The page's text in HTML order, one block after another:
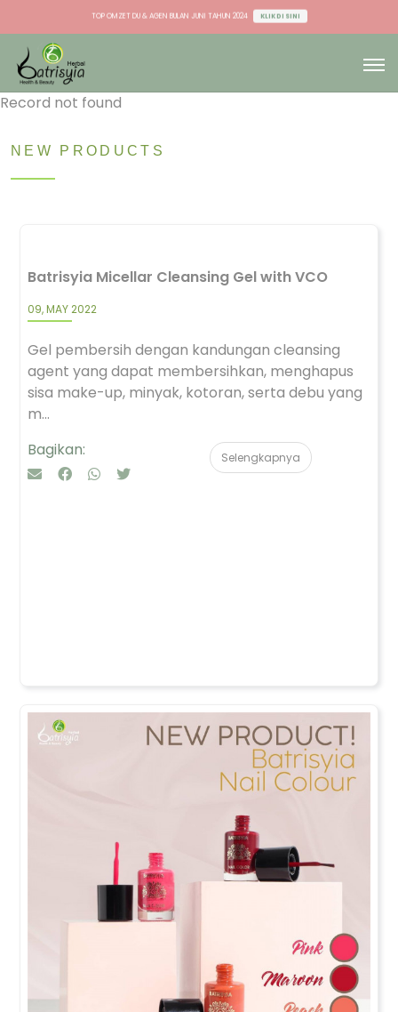
TOP OMZET STOCKIST BULAN JUNI TAHUN 2024 KLIK DI SINI
TOP OMZET DU & AGEN BULAN JUNI TAHUN 2024
Record not found
NEW PRODUCTS
Batrisyia Micellar Cleansing Gel with VCO
09, MAY 2022
Gel pembersih dengan kandungan cleansing
agent yang dapat membersihkan, menghapus
sisa make-up, minyak, kotoran, serta debu yang
m...
Bagikan:
Selengkapnya